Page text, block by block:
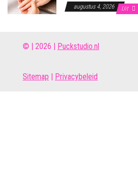
augustus 4, 2026 Uit
© | 2026 | Puckstudio.nl
Sitemap Privacybeleid